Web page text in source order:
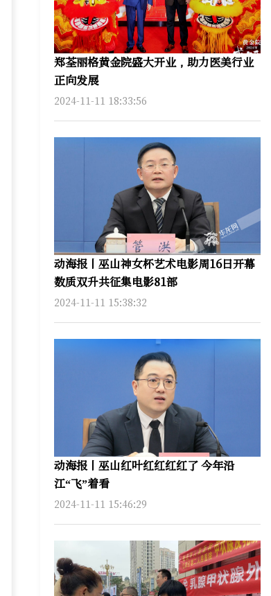
郑荃丽格黄金院盛大开业，助力医美行业
正向发展
2024-11-11 18:33:56
动海报丨巫山神女杯艺术电影周16日开幕
数质双升共征集电影81部
2024-11-11 15:38:32
动海报丨巫山红叶红红红红了 今年沿
江“飞”着看
2024-11-11 15:46:29